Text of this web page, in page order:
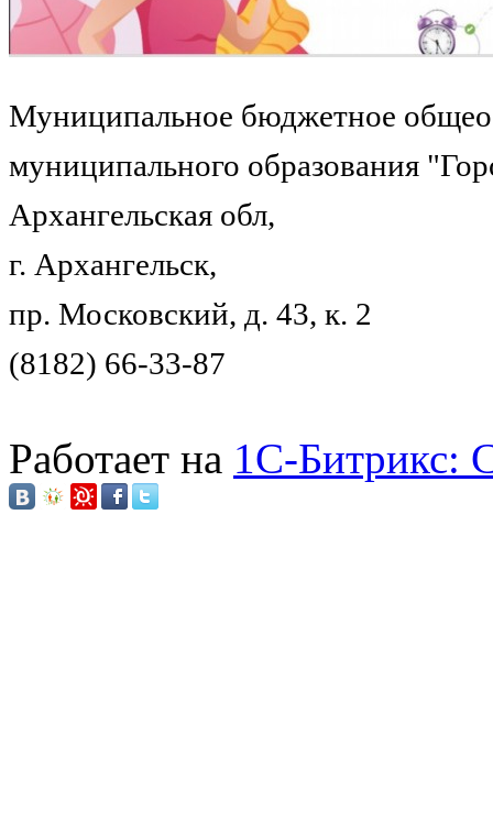
Муниципальное бюджетное
муниципального образования
Архангельская обл,
г. Архангельск,
пр. Московский, д. 43, к. 2
(8182) 66-33-87
Работает на 1C-Битрикс: